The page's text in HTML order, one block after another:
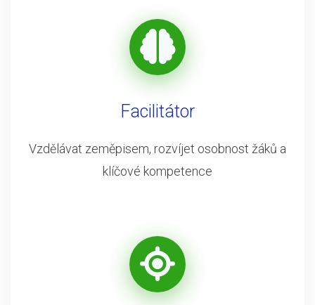
Facilitátor
Vzdělávat zeměpisem, rozvíjet osobnost žáků a
klíčové kompetence